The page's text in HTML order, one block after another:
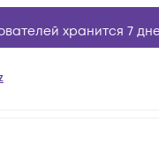
хранится 7